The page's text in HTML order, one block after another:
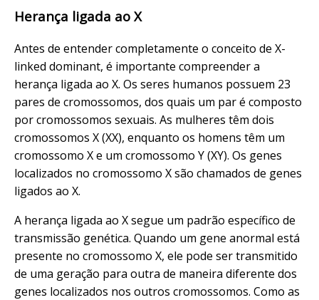
Herança ligada ao X
Antes de entender completamente o conceito de X-
linked dominant, é importante compreender a
herança ligada ao X. Os seres humanos possuem 23
pares de cromossomos, dos quais um par é composto
por cromossomos sexuais. As mulheres têm dois
cromossomos X (XX), enquanto os homens têm um
cromossomo X e um cromossomo Y (XY). Os genes
localizados no cromossomo X são chamados de genes
ligados ao X.
A herança ligada ao X segue um padrão específico de
transmissão genética. Quando um gene anormal está
presente no cromossomo X, ele pode ser transmitido
de uma geração para outra de maneira diferente dos
genes localizados nos outros cromossomos. Como as